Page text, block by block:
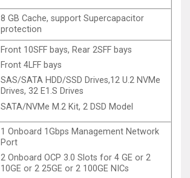
8 GB Cache, support Supercapacitor
protection
Front 10SFF bays, Rear 2SFF bays
Front 4LFF bays
SAS/SATA HDD/SSD Drives,12 U.2 NVMe
Drives, 32 E1.S Drives
SATA/NVMe M.2 Kit, 2 DSD Model
1 Onboard 1Gbps Management Network
Port
2 Onboard OCP 3.0 Slots for 4 GE or 2
10GE or 2 25GE or 2 100GE NICs